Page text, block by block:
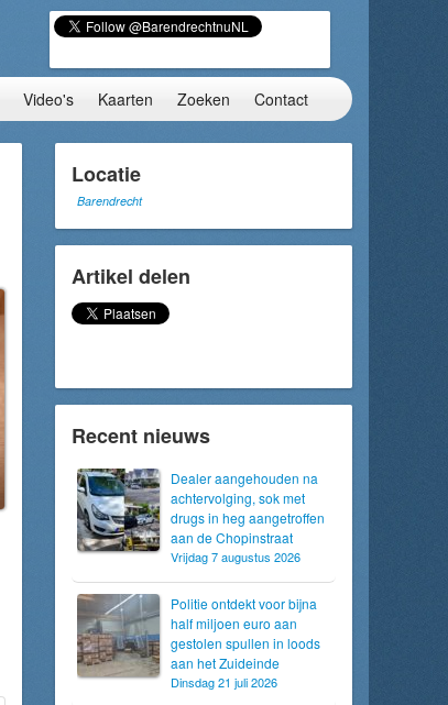
Video's Kaarten Zoeken Contact
Locatie
Barendrecht
Artikel delen
Recent nieuws
Dealer aangehouden na
achtervolging, sok met
drugs in heg aangetroffen
aan de Chopinstraat
Vrijdag 7 augustus 2026
Politie ontdekt voor bijna
half miljoen euro aan
gestolen spullen in loods
aan het Zuideinde
Dinsdag 21 juli 2026